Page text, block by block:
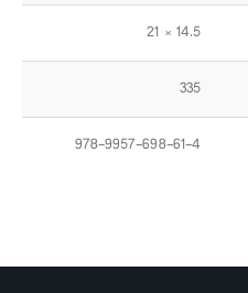
14.5 × 21
335
978-9957-698-61-4